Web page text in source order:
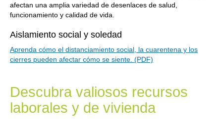
afectan una amplia variedad de desenlaces de salud,
funcionamiento y calidad de vida.
Aislamiento social y soledad
Aprenda cómo el distanciamiento social, la cuarentena y los
cierres pueden afectar cómo se siente. (PDF)
Descubra valiosos recursos
laborales y de vivienda